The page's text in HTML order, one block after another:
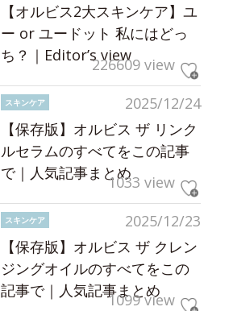
【オルビス2大スキンケア】ユ
ー or ユードット 私にはどっ
ち？｜Editor’s view226609 view
2025/12/24
スキンケア
【保存版】オルビス ザ リンク
ルセラムのすべてをこの記事
で｜人気記事まとめ1033 view
2025/12/23
スキンケア
【保存版】オルビス ザ クレン
ジングオイルのすべてをこの
記事で｜人気記事まとめ
1099 view